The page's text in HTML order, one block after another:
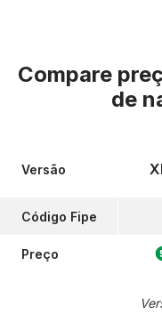
Compare
de
Versão
Código Fipe
Preço